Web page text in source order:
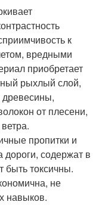
к
вредными
приобретает
рыхлый слой,
древесины,
от плесени,
пропитки и
дороги, содержат в
быть токсичны.
не
навыков.